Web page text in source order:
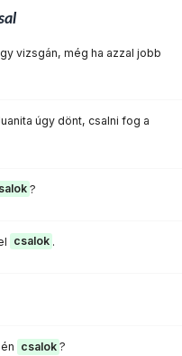
vizsgán, még ha azzal jobb
úgy dönt, csalni fog a
?
csalok .
csalok ?